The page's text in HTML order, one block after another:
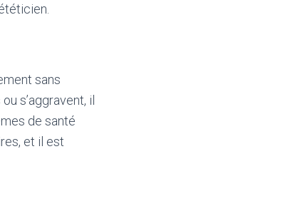
sans
s’aggravent, il
de santé
et il est